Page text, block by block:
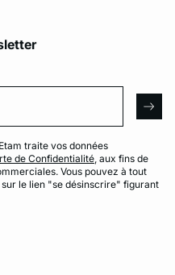
traite vos données
de Confidentialité, aux fins de
Vous pouvez à tout
le lien "se désinscrire" figurant